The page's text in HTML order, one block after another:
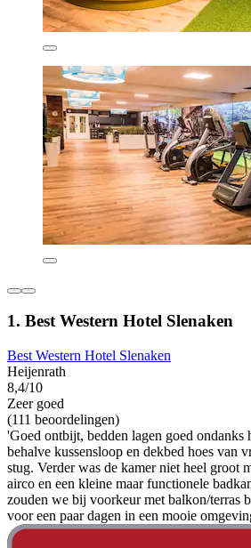
1. Best Western Hotel Slenaken
Best Western Hotel Slenaken
Heijenrath
8,4/10
Zeer goed
(111 beoordelingen)
'Goed ontbijt, bedden lagen goed ondanks
behalve kussensloop en dekbed hoes van
stug. Verder was de kamer niet heel groot
airco en een kleine maar functionele
zouden we bij voorkeur met balkon/terras
voor een paar dagen in een mooie